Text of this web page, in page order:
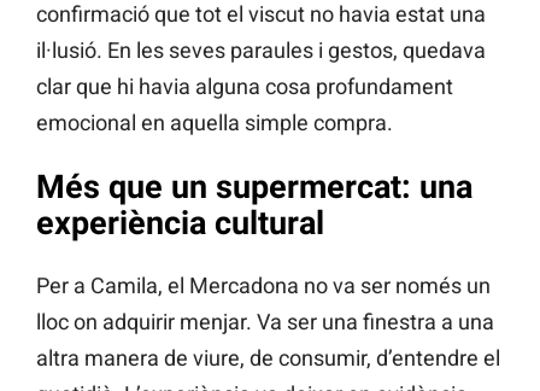
confirmació que tot el viscut no havia estat una
il·lusió. En les seves paraules i gestos, quedava
clar que hi havia alguna cosa profundament
emocional en aquella simple compra.
Més que un supermercat: una
experiència cultural
Per a Camila, el Mercadona no va ser només un
lloc on adquirir menjar. Va ser una finestra a una
altra manera de viure, de consumir, d’entendre el